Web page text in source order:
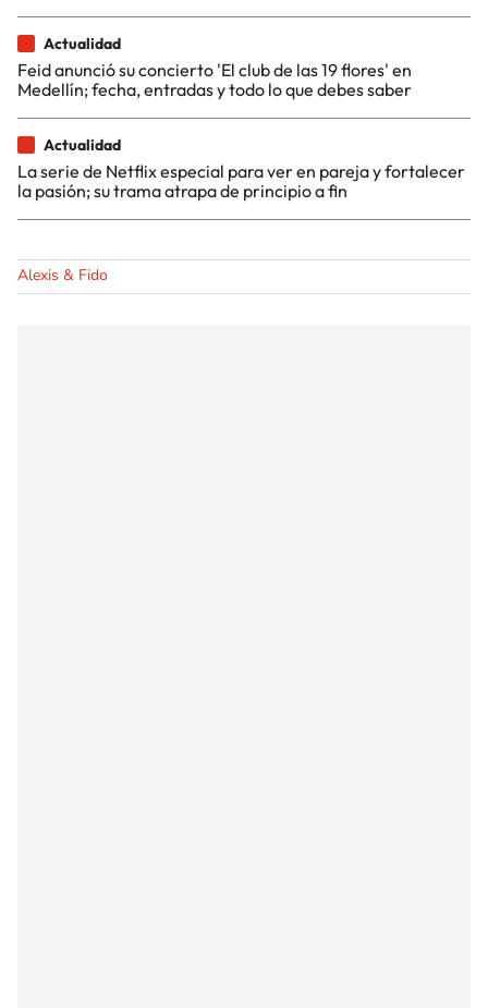
Actualidad
Feid anunció su concierto 'El club de las 19 flores' en
Medellín; fecha, entradas y todo lo que debes saber
Actualidad
La serie de Netflix especial para ver en pareja y fortalecer
la pasión; su trama atrapa de principio a fin
Alexis & Fido